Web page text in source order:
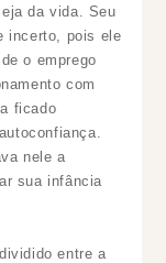
da vida. Seu
incerto, pois ele
o emprego
com
ficado
nele a
sua infância
entre a